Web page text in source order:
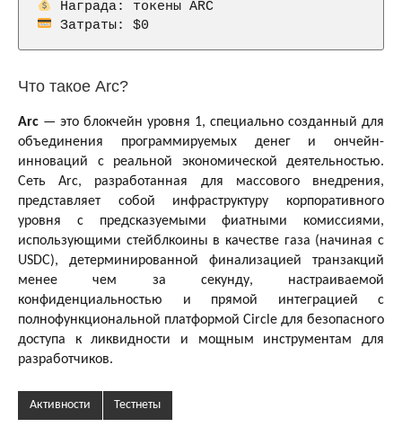
Затраты: $0
Что такое Arc?
Arc — это блокчейн уровня 1, специально созданный для
объединения программируемых денег и ончейн-
инноваций с реальной экономической деятельностью.
Сеть Arc, разработанная для массового внедрения,
представляет собой инфраструктуру корпоративного
уровня с предсказуемыми фиатными комиссиями,
использующими стейблкоины в качестве газа (начиная с
USDC), детерминированной финализацией транзакций
менее чем за секунду, настраиваемой
конфиденциальностью и прямой интеграцией с
полнофункциональной платформой Circle для безопасного
доступа к ликвидности и мощным инструментам для
разработчиков.
Активности Тестнеты